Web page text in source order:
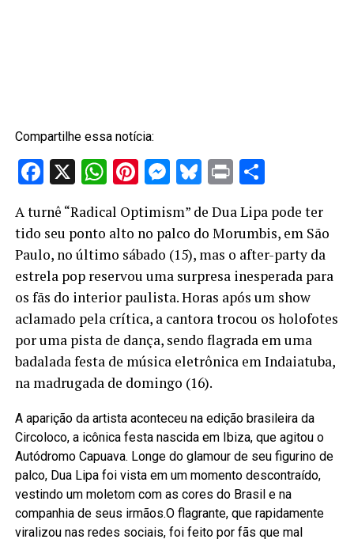
Compartilhe essa notícia:
Facebook
X WhatsApp
Pinterest
Messenger
Bluesky
Print
A turnê “Radical Optimism” de Dua Lipa pode ter
tido seu ponto alto no palco do Morumbis, em São
Paulo, no último sábado (15), mas o after-party da
estrela pop reservou uma surpresa inesperada para
os fãs do interior paulista. Horas após um show
aclamado pela crítica, a cantora trocou os holofotes
por uma pista de dança, sendo flagrada em uma
badalada festa de música eletrônica em Indaiatuba,
na madrugada de domingo (16).
A aparição da artista aconteceu na edição brasileira da
Circoloco, a icônica festa nascida em Ibiza, que agitou o
Autódromo Capuava. Longe do glamour de seu figurino de
palco, Dua Lipa foi vista em um momento descontraído,
vestindo um moletom com as cores do Brasil e na
companhia de seus irmãos.O flagrante, que rapidamente
viralizou nas redes sociais, foi feito por fãs que mal